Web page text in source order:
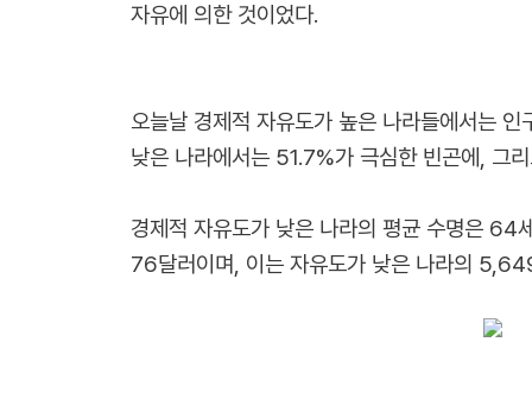
자유에 의한 것이었다.
오늘날 경제적 자유도가 높은 나라들에서는
낮은 나라에서는 51.7%가 극심한 빈곤에, 그
경제적 자유도가 낮은 나라의 평균 수명은 64
76달러이며, 이는 자유도가 낮은 나라의